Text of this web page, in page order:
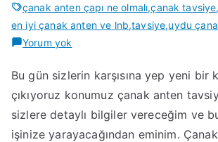
çanak anten çapı ne olmalı,çanak tavsiye,
en iyi çanak anten ve lnb,tavsiye,uydu
Yorum yok
ve
Çanak
Anten
Tavsiye
Bu gün sizlerin karşısına yep yeni bir
çıkıyoruz konumuz çanak anten
sizlere detaylı bilgiler vereceğim ve
işinize yarayacağından eminim.